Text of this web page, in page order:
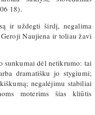
18).
ir uždegti širdį, negalima
Naujiena ir toliau žavi
sunkumai dėl netikrumo: tai
dramatišku jo stygiumi;
negalėjimu stabiliai
moterims šias kliūtis